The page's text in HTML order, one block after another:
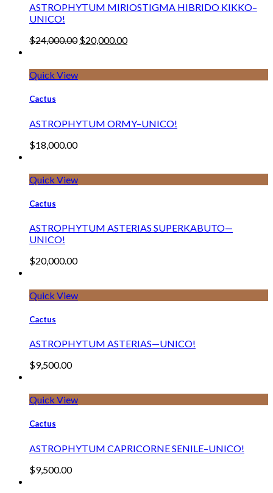
ASTROPHYTUM MIRIOSTIGMA HIBRIDO KIKKO–
UNICO!
$24,000.00 $20,000.00
Quick View
Cactus
ASTROPHYTUM ORMY–UNICO!
$18,000.00
Quick View
Cactus
ASTROPHYTUM ASTERIAS SUPERKABUTO—
UNICO!
$20,000.00
Quick View
Cactus
ASTROPHYTUM ASTERIAS—UNICO!
$9,500.00
Quick View
Cactus
ASTROPHYTUM CAPRICORNE SENILE–UNICO!
$9,500.00